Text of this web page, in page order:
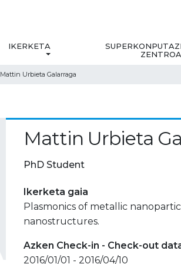
IKERKETA
ZENTROA
Mattin Urbieta Galarraga
Mattin Urbieta
PhD Student
Ikerketa gaia
Plasmonics of metallic
nanostructures.
Azken Check-in - Check-out
2016/01/01 - 2016/04/10